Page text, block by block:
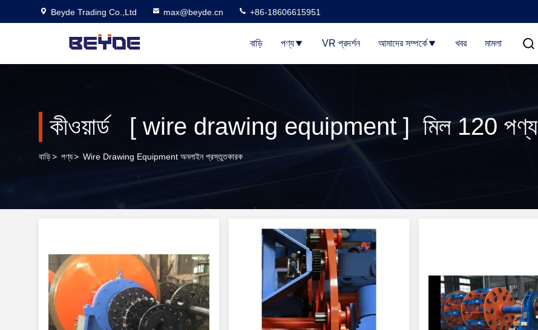
Beyde Trading Co.,Ltd max@beyde.cn +86-18606615951
বাড়ি পণ্য VR প্রদর্শন আমাদের সম্পর্কে খবর মামলা
কীওয়ার্ড [ wire drawing equipment ] মিল 120 পণ্য
বাড়ি> পণ্য> Wire Drawing Equipment অনলাইন প্রস্তুতকারক